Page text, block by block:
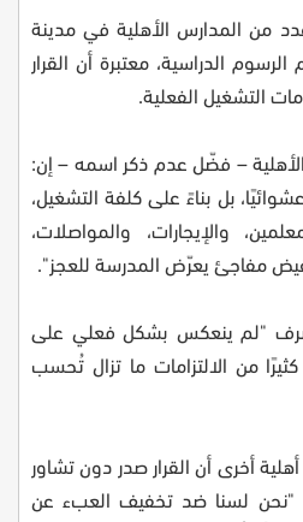
من المدارس الأهلية في مدينة
الدراسية، معتبرة أن القرار
التشغيل الفعلية.
– فضّل عدم ذكر اسمه – إن:
بل بناءً على كلفة التشغيل،
والإيجارات، والمواصلات،
مفاجئ يعرّض المدرسة للعجز".
"لم ينعكس بشكل فعلي على
من الالتزامات ما تزال تُحسب
أخرى أن القرار صدر دون تشاور
"نحن لسنا ضد تخفيف العبء عن